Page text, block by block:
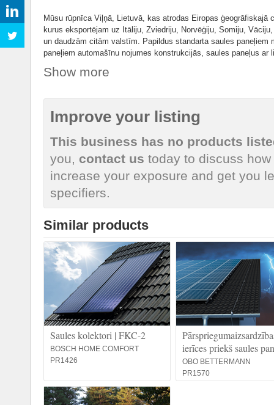
Mūsu rūpnīca Viļņā, Lietuvā, kas atrodas Eiropas ģeogrāfiskajā
kurus eksportējam uz Itāliju, Zviedriju, Norvēģiju, Somiju,
un daudzām citām valstīm. Papildus standarta saules paneļiem
paneļiem automašīnu nojumes konstrukcijās, saules paneļus
ražošanu 2023. gada 4. ceturksnī.
Show more
Improve your listing
This business has no products
you, contact us today to discuss
increase your exposure and get you
specifiers.
Similar products
Saules kolektori | FKC-2
BOSCH HOME COMFORT
PR1426
ierīces priekš saules
OBO BETTERMANN
PR1570